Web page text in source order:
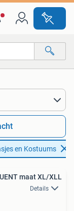
en Kostuums
maat XL/XLL
Details